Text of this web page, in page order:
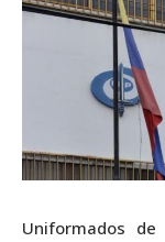
Uniformados